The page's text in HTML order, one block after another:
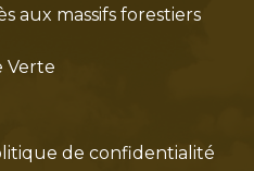
aux massifs forestiers
Verte
de confidentialité